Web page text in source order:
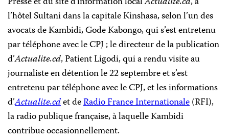
l’hôtel Sultani dans la capitale Kinshasa, selon l’un des
avocats de Kambidi, Gode Kabongo, qui s’est entretenu
par téléphone avec le CPJ ; le directeur de la publication
d’Actualite.cd, Patient Ligodi, qui a rendu visite au
journaliste en détention le 22 septembre et s’est
entretenu par téléphone avec le CPJ, et les informations
d’Actualite.cdet deRadio France Internationale(RFI),
la radio publique française, à laquelle Kambidi
contribue occasionnellement.